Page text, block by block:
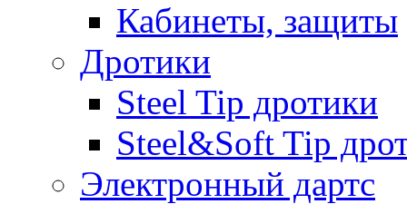
Кабинеты, защиты
Дротики
Steel Tip дротики
Steel&Soft Tip
Электронный дартс